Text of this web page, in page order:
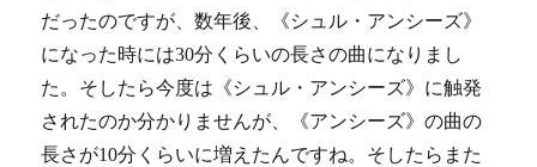
だったのですが、数年後、《シュル・アンシーズ》
になった時には30分くらいの長さの曲になりまし
た。そしたら今度は《シュル・アンシーズ》に触発
されたのか分かりませんが、《アンシーズ》の曲の
長さが10分くらいに増えたんですね。そしたらまた